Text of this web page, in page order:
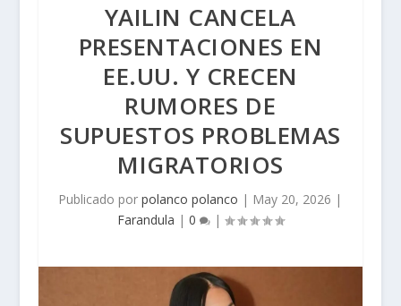
YAILIN CANCELA
PRESENTACIONES EN
EE.UU. Y CRECEN
RUMORES DE
SUPUESTOS PROBLEMAS
MIGRATORIOS
Publicado porpolanco polanco | May 20, 2026 |
Farandula | 0 |